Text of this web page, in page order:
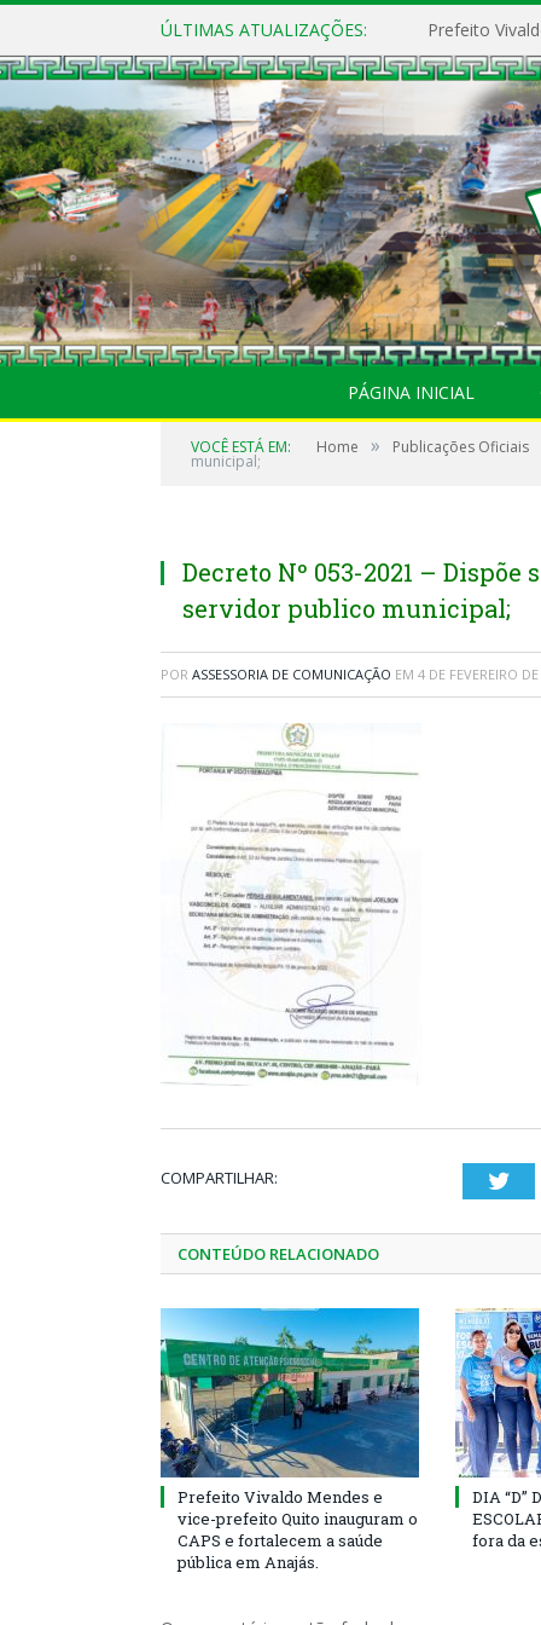
ÚLTIMAS ATUALIZAÇÕES:
PÁGINA INICIAL
VOCÊ ESTÁ EM: Home » Publicações Oficiais
municipal;
Decreto Nº 053-2021 –
servidor publico municipal;
POR ASSESSORIA DE COMUNICAÇÃO EM 4 DE FEVEREIRO
COMPARTILHAR:
CONTEÚDO RELACIONADO
Prefeito Vivaldo Mendes e
vice-prefeito Quito inauguram o
CAPS e fortalecem a saúde
pública em Anajás.
DIA “D”
fora da